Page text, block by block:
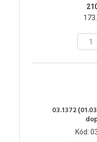
03.1372
Kód: